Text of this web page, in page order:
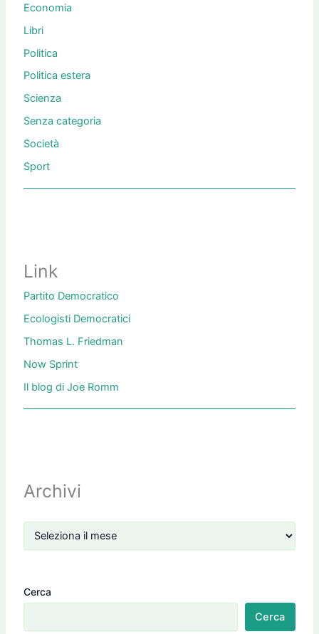
Economia
Libri
Politica
Politica estera
Scienza
Senza categoria
Società
Sport
Link
Partito Democratico
Ecologisti Democratici
Thomas L. Friedman
Now Sprint
Il blog di Joe Romm
Archivi
Cerca
Cerca